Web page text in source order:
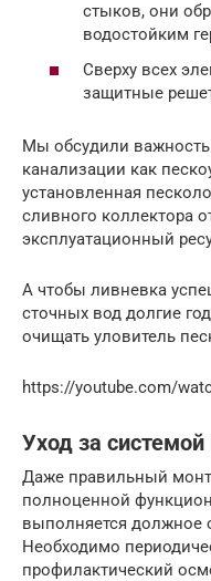
стыков, они
водостойким
Сверху всех
защитные
Мы обсудили
канализации как
установленная
сливного коллектора
эксплуатационный
А чтобы ливневка
сточных вод долгие
очищать уловитель
https://youtube.com/
Уход за
Даже правильный
полноценной
выполняется должное
Необходимо
профилактический